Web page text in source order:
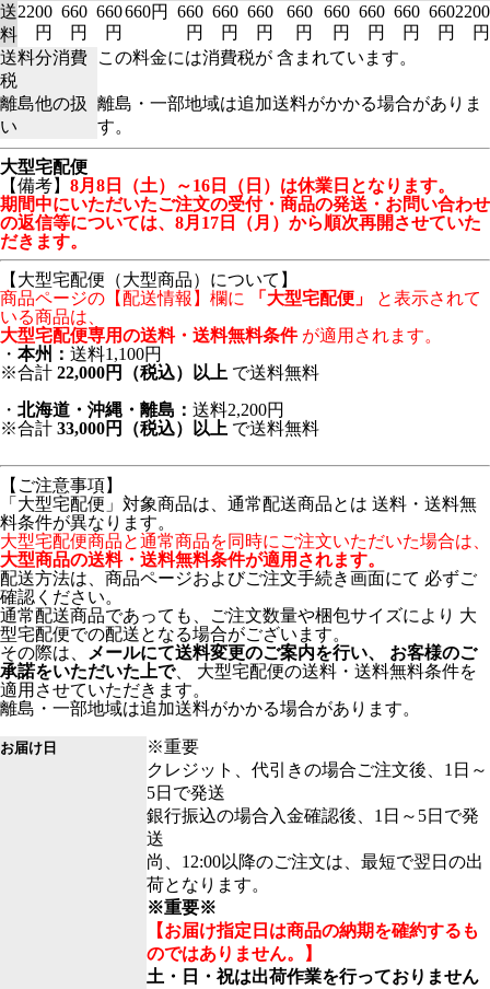
送
料
2200
円
660
円
660
円
660円
660
円
660
円
660
円
660
円
660
円
660
円
660
円
660
円
2200
円
送料分消費
税
この料金には消費税が 含まれています。
離島他の扱
い
離島・一部地域は追加送料がかかる場合がありま
す。
大型宅配便
【備考】 8月8日（土）～16日（日）は休業日となります。
期間中にいただいたご注文の受付・商品の発送・お問い合わせ
の返信等については、8月17日（月）から順次再開させていた
だきます。
【大型宅配便（大型商品）について】
商品ページの【配送情報】欄に
「大型宅配便」
と表示されて
いる商品は、
大型宅配便専用の送料・送料無料条件が適用されます。
・ 本州： 送料1,100円
※合計 22,000円（税込）以上 で送料無料
・ 北海道・沖縄・離島： 送料2,200円
※合計 33,000円（税込）以上 で送料無料
【ご注意事項】
「大型宅配便」対象商品は、通常配送商品とは 送料・送料無
料条件が異なります。
大型宅配便商品と通常商品を同時にご注文いただいた場合は、
大型商品の送料・送料無料条件が適用されます。
配送方法は、商品ページおよびご注文手続き画面にて 必ずご
確認ください。
通常配送商品であっても、ご注文数量や梱包サイズにより 大
型宅配便での配送となる場合がございます。
その際は、
メールにて送料変更のご案内を行い、 お客様のご
承諾をいただいた上で、 大型宅配便の送料・送料無料条件を
適用させていただきます。
離島・一部地域は追加送料がかかる場合があります。
お届け日
※重要
クレジット、代引きの場合ご注文後、1日～
5日で発送
銀行振込の場合入金確認後、1日～5日で発
送
尚、12:00以降のご注文は、最短で翌日の出
荷となります。
※重要※
【お届け指定日は商品の納期を確約するも
のではありません。】
土・日・祝は出荷作業を行っておりません